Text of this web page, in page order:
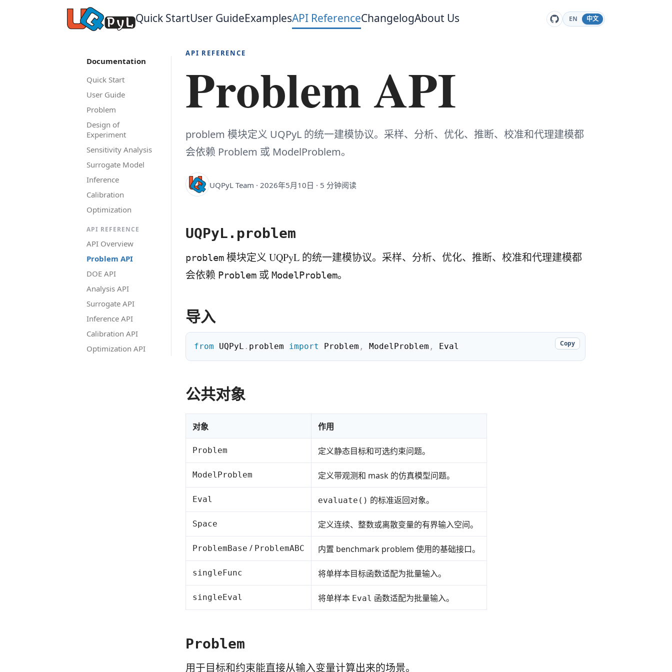
Quick StartUser GuideExamplesAPI ReferenceChangelogAbout Us EN 中文
Documentation
Quick Start
User Guide
Problem
Design of
Experiment
Sensitivity Analysis
Surrogate Model
Inference
Calibration
Optimization
API REFERENCE
API Overview
Problem API
DOE API
Analysis API
Surrogate API
Inference API
Calibration API
Optimization API
API REFERENCE
Problem API
problem 模块定义 UQPyL 的统一建模协议。采样、分析、优化、推断、校准和代理建模都
会依赖 Problem 或 ModelProblem。
UQPyL Team · 2026年5月10日 · 5 分钟阅读
UQPyL.problem
problem 模块定义 UQPyL 的统一建模协议。采样、分析、优化、推断、校准和代理建模都
会依赖 Problem 或 ModelProblem。
导入
from UQPyL . problem import Problem , ModelProblem , Eval Copy
公共对象
对象 作用
Problem 定义静态目标和可选约束问题。
ModelProblem 定义带观测和 mask 的仿真模型问题。
Eval evaluate() 的标准返回对象。
Space 定义连续、整数或离散变量的有界输入空间。
ProblemBase / ProblemABC 内置 benchmark problem 使用的基础接口。
singleFunc 将单样本目标函数适配为批量输入。
singleEval 将单样本 Eval 函数适配为批量输入。
Problem
用于目标和约束能直接从输入变量计算出来的场景。